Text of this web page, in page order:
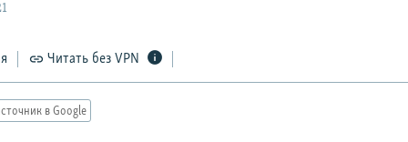
Читать без VPN
в Google